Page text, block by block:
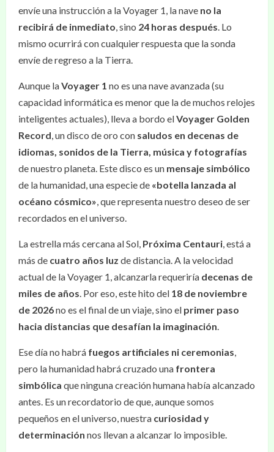
envíe una instrucción a la Voyager 1, la nave no la
recibirá de inmediato, sino 24 horas después. Lo
mismo ocurrirá con cualquier respuesta que la sonda
envíe de regreso a la Tierra.
Aunque laVoyager 1 no es una nave avanzada (su
capacidad informática es menor que la de muchos relojes
inteligentes actuales), lleva a bordo elVoyager Golden
Record, un disco de oro con saludos en decenas de
idiomas, sonidos de la Tierra, música y fotografías
de nuestro planeta. Este disco es un mensaje simbólico
de la humanidad, una especie de «botella lanzada al
océano cósmico», que representa nuestro deseo de ser
recordados en el universo.
La estrella más cercana al Sol, Próxima Centauri, está a
más de cuatro años luz de distancia. A la velocidad
actual de la Voyager 1, alcanzarla requeriría decenas de
miles de años. Por eso, este hito del 18 de noviembre
de 2026no es el final de un viaje, sino el primer paso
hacia distancias que desafían la imaginación.
Ese día no habrá fuegos artificiales ni ceremonias,
pero la humanidad habrá cruzado una frontera
simbólica que ninguna creación humana había alcanzado
antes. Es un recordatorio de que, aunque somos
pequeños en el universo, nuestra curiosidad y
determinación nos llevan a alcanzar lo imposible.